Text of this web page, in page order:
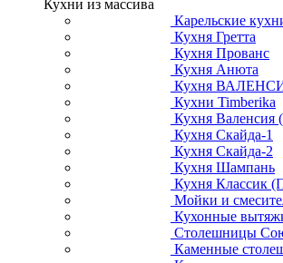
Кухни из массива
Карельские
Кухня Гретта
Кухня Прованс
Кухня Анюта
Кухня
Кухни Timberika
Кухня Валенсия
Кухня Скайда-1
Кухня Скайда-2
Кухня Шампань
Кухня Классик
Мойки и
Кухонные
Столешницы
Каменные